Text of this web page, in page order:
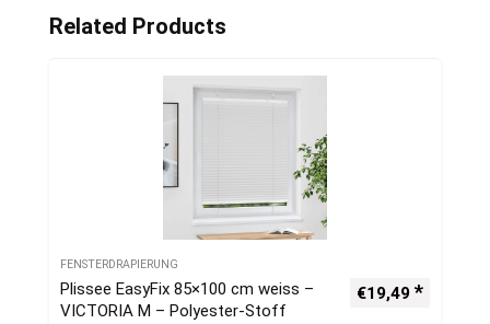
Related Products
FENSTERDRAPIERUNG
Plissee EasyFix 85×100 cm weiss –
VICTORIA M – Polyester-Stoff
€19,49